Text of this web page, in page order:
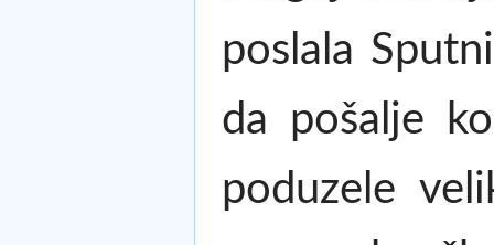
poslala
da pošalje
poduzele